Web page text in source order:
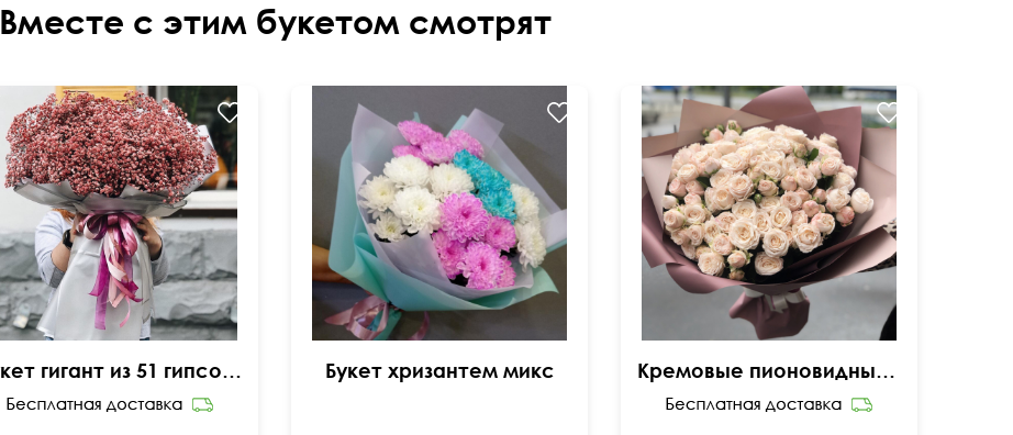
Вместе с этим букетом смотрят
Букет гигант из 51 гипсофилы Букет хризантем микс Кремовые пионовидные розы Мисти Бомбастик